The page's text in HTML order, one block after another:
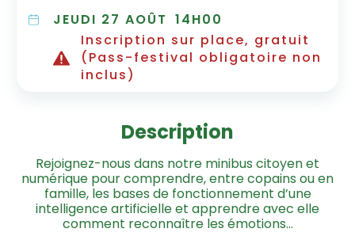
JEUDI 27 AOÛT 14H00
Inscription sur place, gratuit
(Pass-festival obligatoire non
inclus)
Description
Rejoignez-nous dans notre minibus citoyen et
numérique pour comprendre, entre copains ou en
famille, les bases de fonctionnement d’une
intelligence artificielle et apprendre avec elle
comment reconnaître les émotions…